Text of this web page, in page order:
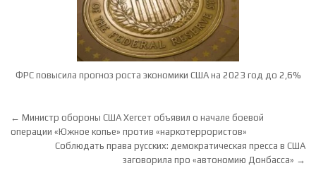
ФРС повысила прогноз роста экономики США на 2023 год до 2,6%
Навигация по записям
← Министр обороны США Хегсет объявил о начале боевой
операции «Южное копье» против «наркотеррористов»
Соблюдать права русских: демократическая пресса в США
заговорила про «автономию Донбасса» →